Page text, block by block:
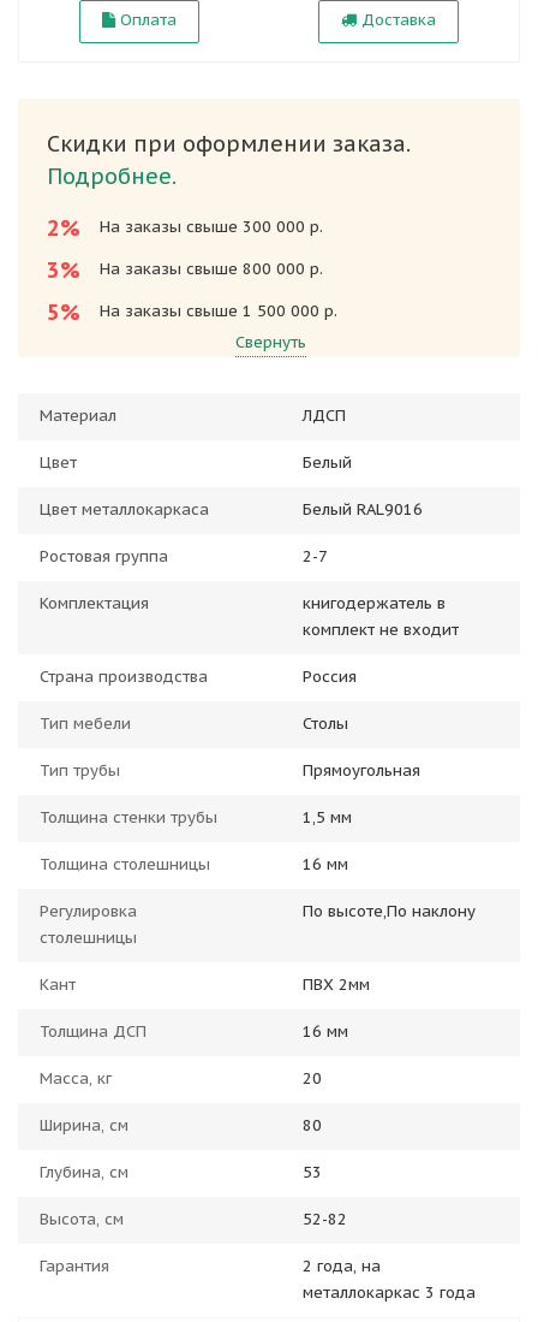
Оплата Доставка
Скидки при оформлении заказа.
Подробнее.
2%
На заказы свыше 300 000 р.
3% На заказы свыше 800 000 р.
5%
На заказы свыше 1 500 000 р.
Свернуть
Материал ЛДСП
Цвет Белый
Цвет металлокаркаса Белый RAL9016
Ростовая группа 2-7
Комплектация
книгодержатель в
комплект не входит
Страна производства Россия
Тип мебели Столы
Тип трубы Прямоугольная
Толщина стенки трубы 1,5 мм
Толщина столешницы 16 мм
Регулировка
столешницы
По высоте,По наклону
Кант ПВХ 2мм
Толщина ДСП 16 мм
Масса, кг 20
Ширина, см 80
Глубина, см 53
Высота, см 52-82
Гарантия
2 года, на
металлокаркас 3 года